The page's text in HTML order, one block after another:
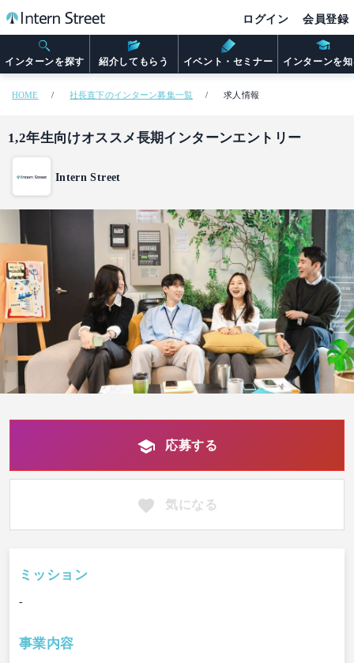
インターンを探す 紹介してもらう イベント・セミナー インターンを
ログイン 会員登録
HOME 社長直下のインターン募集一覧 求人情報
1,2年生向けオススメ長期インターンエントリー
Intern Street
応募する
気になる
ミッション
-
事業内容